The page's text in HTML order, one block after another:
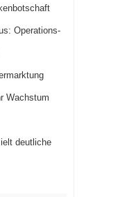
Operations-
Wachstum
deutliche